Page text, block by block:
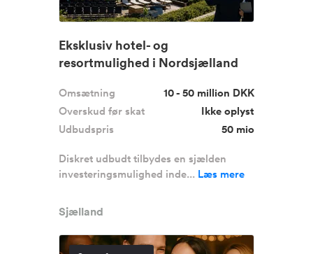
Eksklusiv hotel- og
resortmulighed i Nordsjælland
Omsætning
10 - 50 million DKK
Overskud før skat
Ikke oplyst
Udbudspris
50 mio
Diskret udbudt tilbydes en sjælden
investeringsmulighed inde... Læs mere
Sjælland